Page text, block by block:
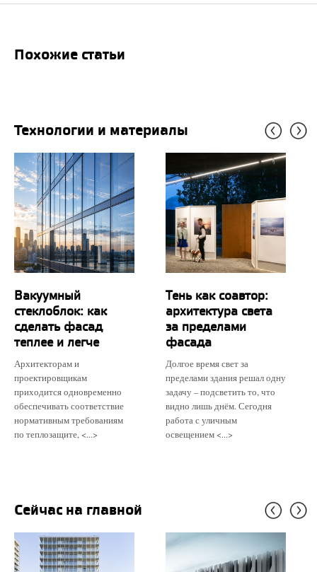
Похожие статьи
Технологии и материалы
Вакуумный
стеклоблок: как
сделать фасад
теплее и легче
Архитекторам и
проектировщикам
приходится одновременно
обеспечивать соответствие
нормативным требованиям
по теплозащите, <...>
Тень как соавтор:
архитектура света
за пределами
фасада
Долгое время свет за
пределами здания решал одну
задачу – подсветить то, что
видно лишь днём. Сегодня
работа с уличным
освещением <...>
Сейчас на главной